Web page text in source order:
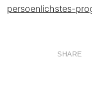
persoenlichstes-
SHARE